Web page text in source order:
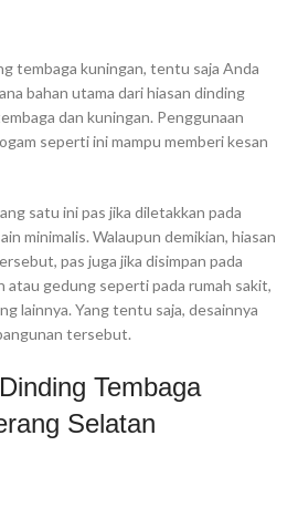
tembaga kuningan, tentu saja Anda
bahan utama dari hiasan dinding
dan kuningan. Penggunaan
seperti ini mampu memberi kesan
satu ini pas jika diletakkan pada
minimalis. Walaupun demikian, hiasan
pas juga jika disimpan pada
atau gedung seperti pada rumah sakit,
lainnya. Yang tentu saja, desainnya
tersebut.
Tembaga
Selatan